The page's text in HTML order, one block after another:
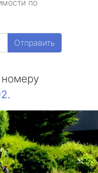
по
Отправить
.